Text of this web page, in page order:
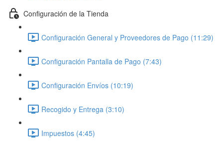
Configuración de la Tienda
Configuración General y Proveedores de Pago (11:29)
Configuración Pantalla de Pago (7:43)
Configuración Envíos (10:19)
Recogido y Entrega (3:10)
Impuestos (4:45)